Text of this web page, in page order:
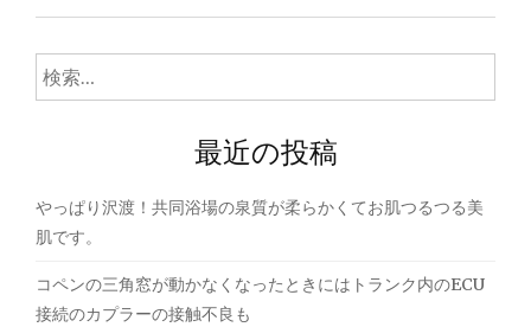
ビ
ゲ
ー
ョ
ン
検
索:
最近の投稿
やっぱり沢渡！共同浴場の泉質が柔らかくてお肌つるつる美
肌です。
コペンの三角窓が動かなくなったときにはトランク内のECU
接続のカプラーの接触不良も